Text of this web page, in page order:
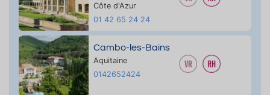
Côte d'Azur
01 42 65 24 24
Cambo-les-Bains
Aquitaine
0142652424